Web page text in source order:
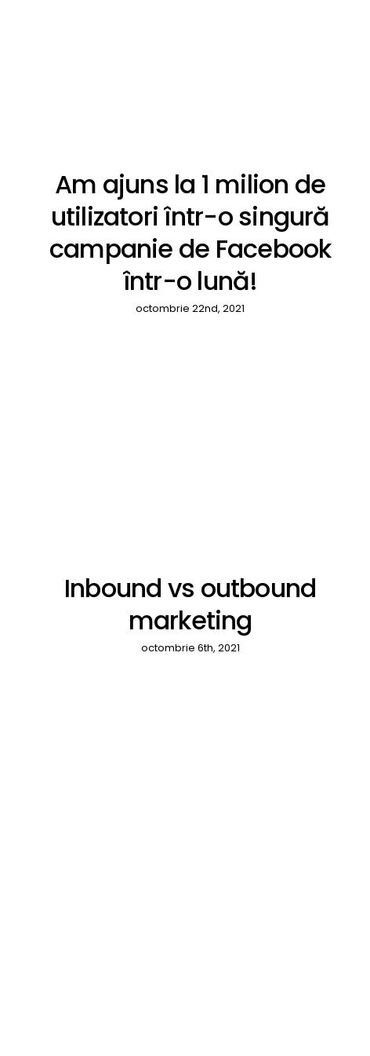
Am ajuns la 1 milion de
utilizatori într-o singură
campanie de Facebook
într-o lună!
octombrie 22nd, 2021
Inbound vs outbound
marketing
octombrie 6th, 2021